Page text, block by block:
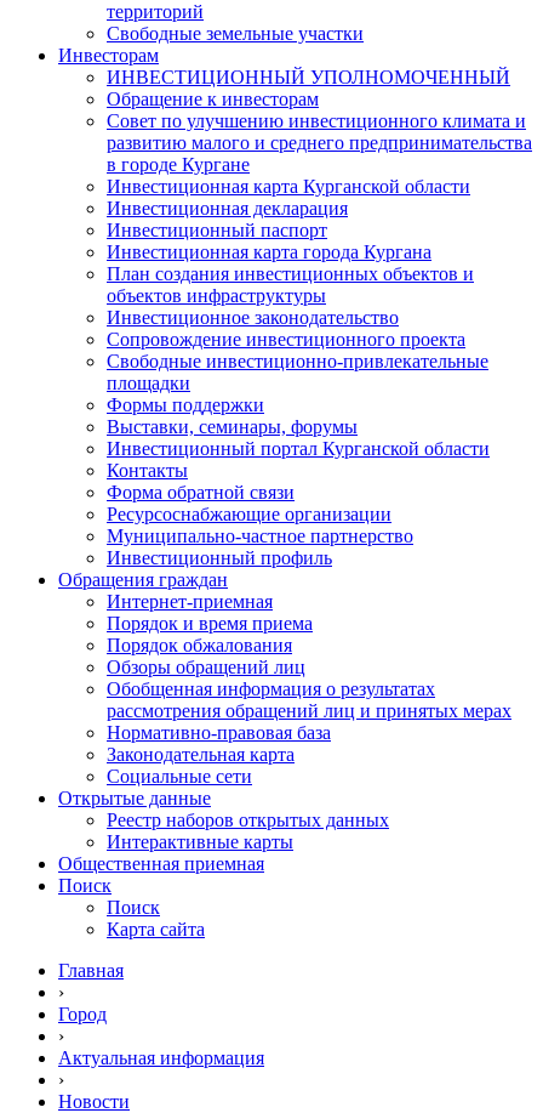
территорий
Свободные земельные участки
Инвесторам
ИНВЕСТИЦИОННЫЙ УПОЛНОМОЧЕННЫЙ
Обращение к инвесторам
Совет по улучшению инвестиционного климата и
развитию малого и среднего предпринимательства
в городе Кургане
Инвестиционная карта Курганской области
Инвестиционная декларация
Инвестиционный паспорт
Инвестиционная карта города Кургана
План создания инвестиционных объектов и
объектов инфраструктуры
Инвестиционное законодательство
Сопровождение инвестиционного проекта
Свободные инвестиционно-привлекательные
площадки
Формы поддержки
Выставки, семинары, форумы
Инвестиционный портал Курганской области
Контакты
Форма обратной связи
Ресурсоснабжающие организации
Муниципально-частное партнерство
Инвестиционный профиль
Обращения граждан
Интернет-приемная
Порядок и время приема
Порядок обжалования
Обзоры обращений лиц
Обобщенная информация о результатах
рассмотрения обращений лиц и принятых мерах
Нормативно-правовая база
Законодательная карта
Социальные сети
Открытые данные
Реестр наборов открытых данных
Интерактивные карты
Общественная приемная
Поиск
Поиск
Карта сайта
Главная
›
Город
›
Актуальная информация
›
Новости